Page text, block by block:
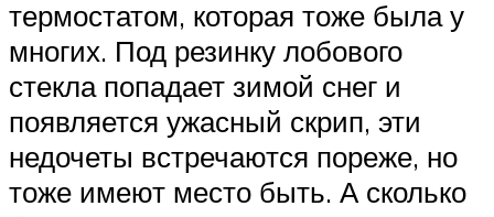
термостатом, которая тоже была у
многих. Под резинку лобового
стекла попадает зимой снег и
появляется ужасный скрип, эти
недочеты встречаются пореже, но
тоже имеют место быть. А сколько